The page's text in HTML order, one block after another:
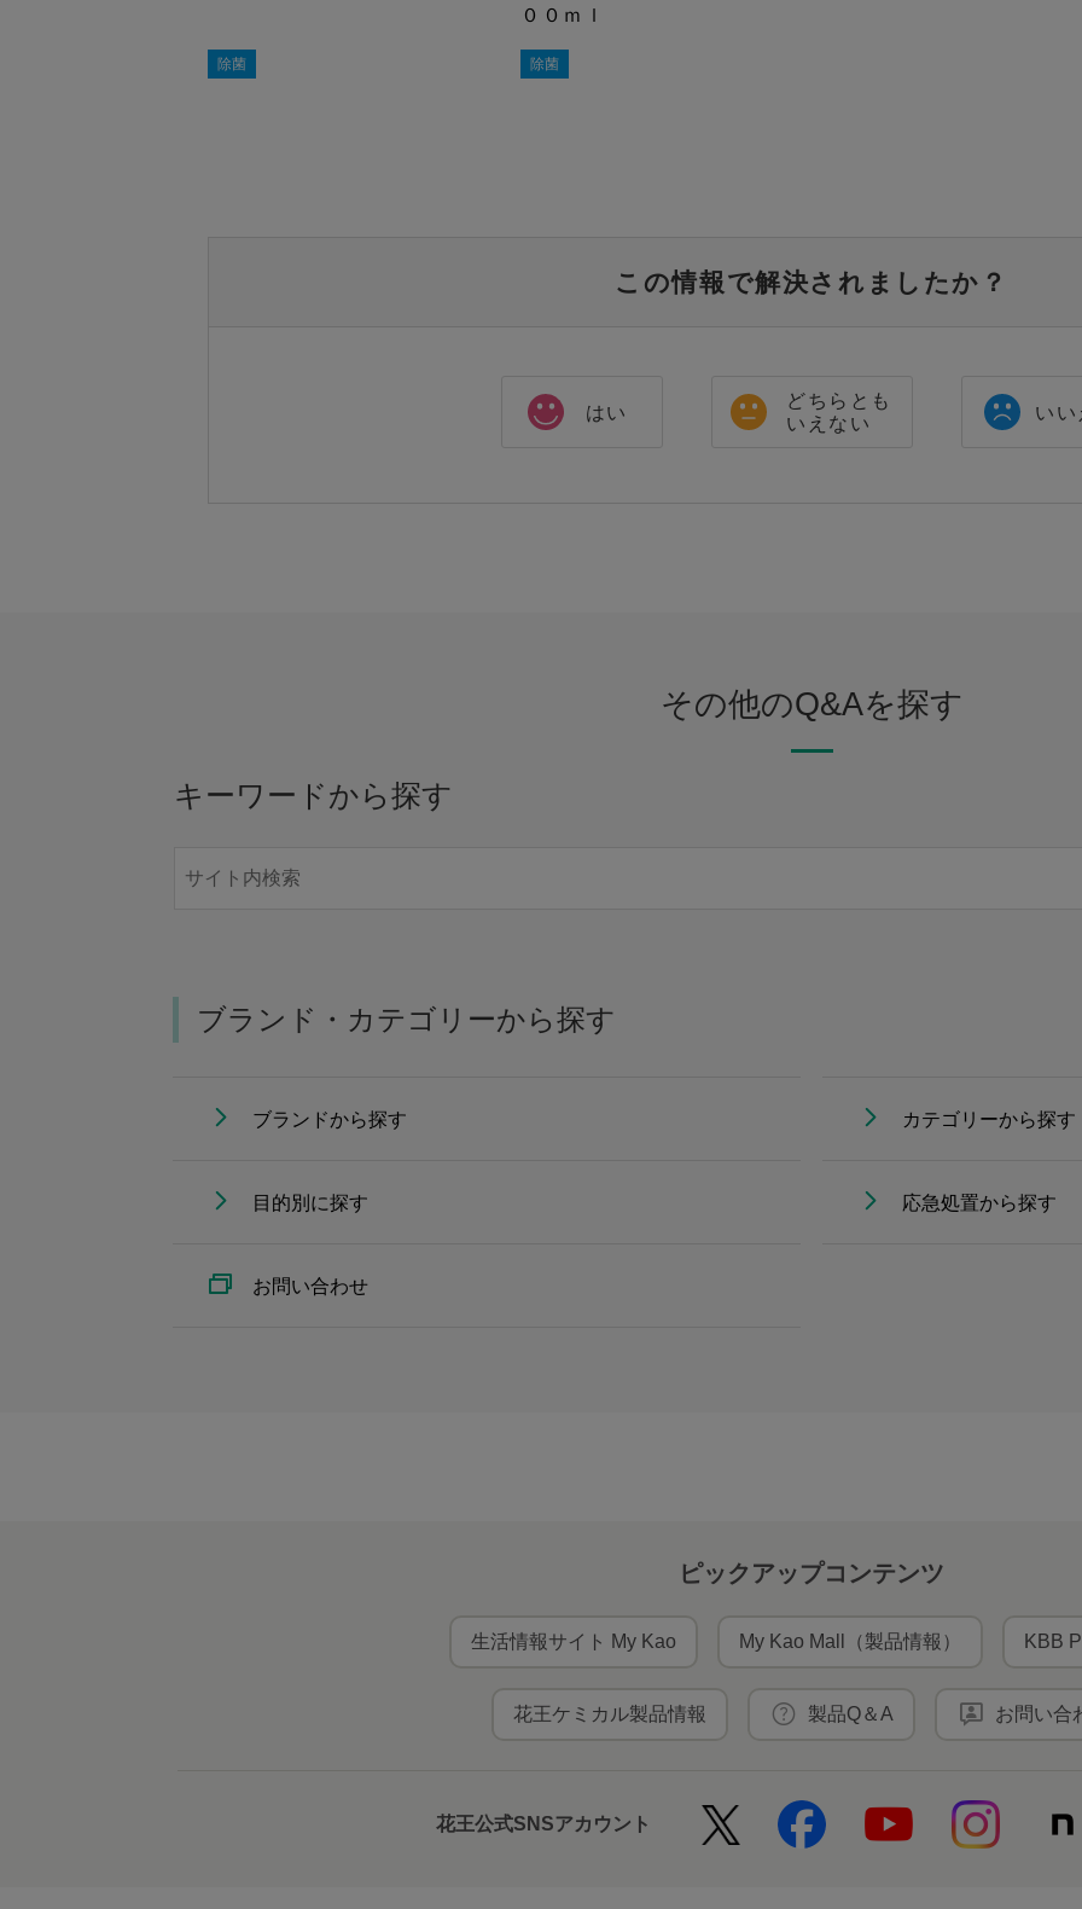
除菌
００ｍｌ
除菌
この情報で解決されましたか？
はい
どちらとも
いえない
いい
その他のQ&Aを探す
キーワードから探す
ブランド・カテゴリーから探す
ブランドから探す カテゴリーから探す
目的別に探す 応急処置から探す
お問い合わせ
ピックアップコンテンツ
生活情報サイト My Kao My Kao Mall（製品情報） KBB
花王ケミカル製品情報 製品Q＆A お問い合
花王公式SNSアカウント